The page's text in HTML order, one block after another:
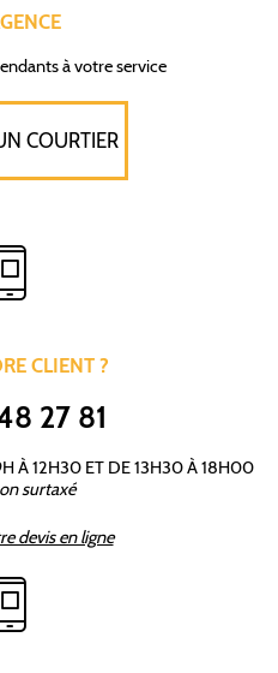
à votre service
COURTIER
CLIENT ?
27 81
À 12H30 ET DE 13H30 À 18H00
surtaxé
devis en ligne